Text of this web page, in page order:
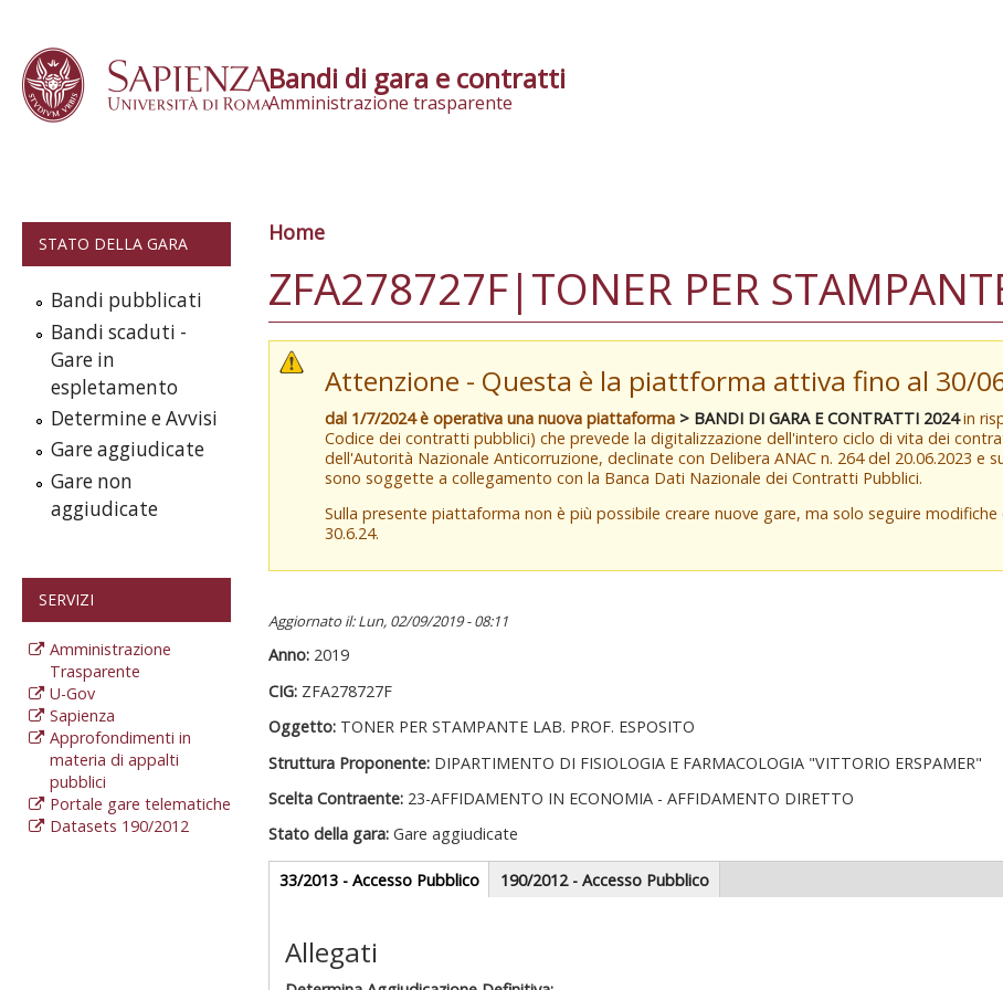
Bandi di gara e contratti
Amministrazione trasparente
STATO DELLA GARA
Bandi pubblicati
Bandi scaduti -
Gare in
espletamento
Determine e Avvisi
Gare aggiudicate
Gare non
aggiudicate
SERVIZI
Amministrazione
Trasparente
U-Gov
Sapienza
Approfondimenti in
materia di appalti
pubblici
Portale gare telematiche
Datasets 190/2012
Tu sei qui
Home
ZFA278727F|TONER PER
Attenzione - Questa è la piattforma attiva fino al 30/
dal 1/7/2024 è operativa una nuova piattaforma > BANDI DI GARA E CONTRATTI 2024in
Codice dei contratti pubblici) che prevede la digitalizzazione dell'intero ciclo di vita dei
dell'Autorità Nazionale Anticorruzione, declinate con Delibera ANAC n. 264 del 20.06.2023
sono soggette a collegamento con la Banca Dati Nazionale dei Contratti Pubblici.
Sulla presente piattaforma non è più possibile creare nuove gare, ma solo seguire
30.6.24.
Aggiornato il: Lun, 02/09/2019 - 08:11
Anno: 2019
CIG: ZFA278727F
Oggetto: TONER PER STAMPANTE LAB. PROF. ESPOSITO
Struttura Proponente: DIPARTIMENTO DI FISIOLOGIA E FARMACOLOGIA "VITTORIO ERSPAMER"
Scelta Contraente: 23-AFFIDAMENTO IN ECONOMIA - AFFIDAMENTO DIRETTO
Stato della gara: Gare aggiudicate
Gare appalti
33/2013 - Accesso Pubblico(scheda
attiva)
190/2012 - Accesso Pubblico
Sezione redazionale
Allegati